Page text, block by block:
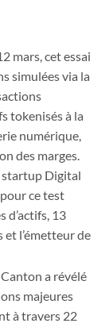
mars, cet essai
simulées via la
tokenisés à la
numérique,
des marges.
startup Digital
ce test
d’actifs, 13
l’émetteur de
a révélé
majeures
à travers 22